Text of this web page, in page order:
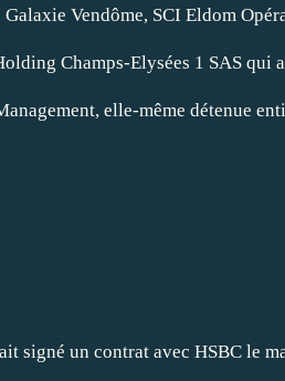
Vendôme, SCI Eldom
Champs-Elysées 1 SAS
elle-même détenue
un contrat avec